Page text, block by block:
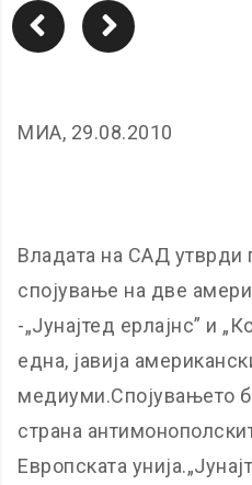
МИА, 29.08.2010
Владата на САД утврди
спојување на две
-„Јунајтед ерлајнс” и
една, јавија
медиуми.Спојувањето
страна
Европската